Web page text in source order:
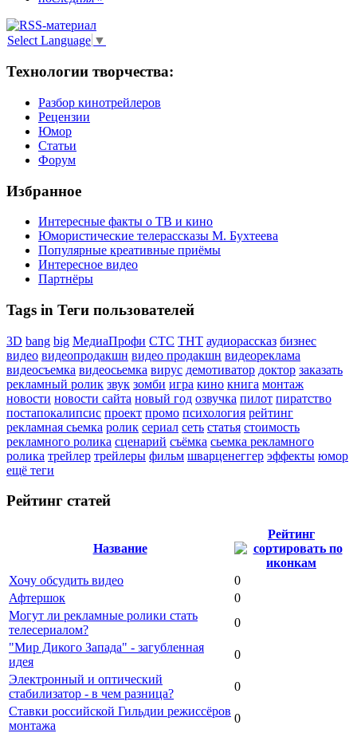
Select Language ▼
Технологии творчества:
Разбор кинотрейлеров
Рецензии
Юмор
Статьи
Форум
Избранное
Интересные факты о ТВ и кино
Юмористические телерассказы М. Бухтеева
Популярные креативные приёмы
Интересное видео
Партнёры
Tags in Теги пользователей
3D bang big МедиаПрофи СТС ТНТ аудиорассказ бизнес
видео видеопродакшн видео продакшн видеореклама
видеосъемка видеосьемка вирус демотиватор доктор заказать
рекламный ролик звук зомби игра кино книга монтаж
новости новости сайта новый год озвучка пилот пиратство
постапокалипсис проект промо психология рейтинг
рекламная сьемка ролик сериал сеть статья стоимость
рекламного ролика сценарий съёмка сьемка рекламного
ролика трейлер трейлеры фильм шварценеггер эффекты юмор
ещё теги
Рейтинг статей
Название
Рейтинг
Хочу обсудить видео
0
Афтершок
0
Могут ли рекламные ролики стать
телесериалом?
0
"Мир Дикого Запада" - загубленная
идея
0
Электронный и оптический
стабилизатор - в чем разница?
0
Ставки российской Гильдии режиссёров
монтажа
0